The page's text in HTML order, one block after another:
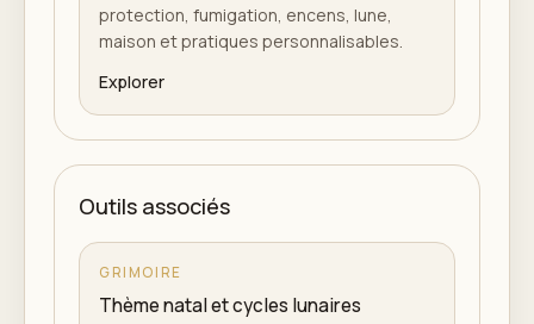
protection, fumigation, encens, lune,
maison et pratiques personnalisables.
Explorer
Outils associés
GRIMOIRE
Thème natal et cycles lunaires